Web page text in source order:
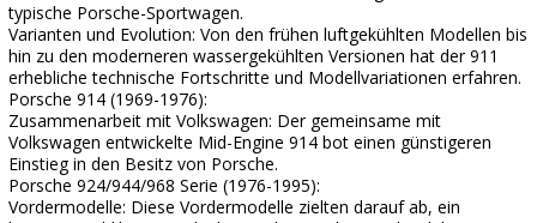
typische Porsche-Sportwagen.
Varianten und Evolution: Von den frühen luftgekühlten Modellen bis
hin zu den moderneren wassergekühlten Versionen hat der 911
erhebliche technische Fortschritte und Modellvariationen erfahren.
Porsche 914 (1969-1976):
Zusammenarbeit mit Volkswagen: Der gemeinsame mit
Volkswagen entwickelte Mid-Engine 914 bot einen günstigeren
Einstieg in den Besitz von Porsche.
Porsche 924/944/968 Serie (1976-1995):
Vordermodelle: Diese Vordermodelle zielten darauf ab, ein